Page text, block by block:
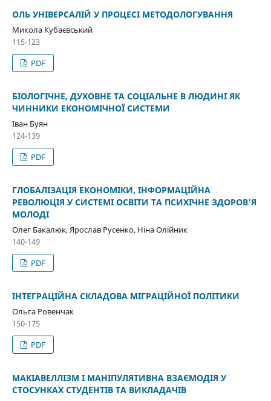
ОЛЬ УНІВЕРСАЛІЙ У ПРОЦЕСІ МЕТОДОЛОГУВАННЯ
Микола Кубаєвський
115-123
PDF
БІОЛОГІЧНЕ, ДУХОВНЕ ТА СОЦІАЛЬНЕ В ЛЮДИНІ ЯК
ЧИННИКИ ЕКОНОМІЧНОЇ СИСТЕМИ
Іван Буян
124-139
PDF
ГЛОБАЛІЗАЦІЯ ЕКОНОМІКИ, ІНФОРМАЦІЙНА
РЕВОЛЮЦІЯ У СИСТЕМІ ОСВІТИ ТА ПСИХІЧНЕ ЗДОРОВ'Я
МОЛОДІ
Олег Бакалюк, Ярослав Русенко, Ніна Олійник
140-149
PDF
ІНТЕГРАЦІЙНА СКЛАДОВА МІГРАЦІЙНОЇ ПОЛІТИКИ
Ольга Ровенчак
150-175
PDF
МАКІАВЕЛЛІЗМ І МАНІПУЛЯТИВНА ВЗАЄМОДІЯ У
СТОСУНКАХ СТУДЕНТІВ ТА ВИКЛАДАЧІВ